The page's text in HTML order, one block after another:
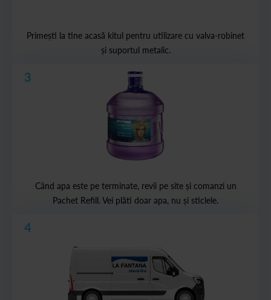
Primești la tine acasă kitul pentru utilizare cu valva-robinet
și suportul metalic.
3
Când apa este pe terminate, revii pe site și comanzi un
Pachet Refill. Vei plăti doar apa, nu și sticlele.
4